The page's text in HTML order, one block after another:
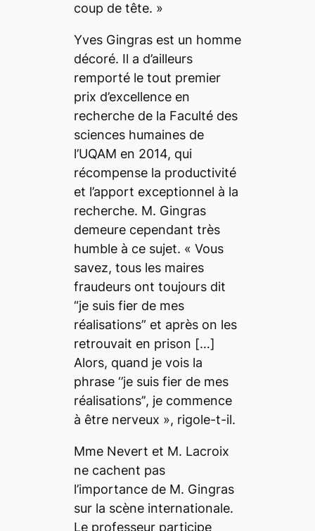
coup de tête. »
Yves Gingras est un homme
décoré. Il a d’ailleurs
remporté le tout premier
prix d’excellence en
recherche de la Faculté des
sciences humaines de
l’UQAM en 2014, qui
récompense la productivité
et l’apport exceptionnel à la
recherche. M. Gingras
demeure cependant très
humble à ce sujet. « Vous
savez, tous les maires
fraudeurs ont toujours dit
“je suis fier de mes
réalisations” et après on les
retrouvait en prison […]
Alors, quand je vois la
phrase‘’je suis fier de mes
réalisations’’, je commence
à être nerveux », rigole-t-il.
Mme Nevert et M. Lacroix
ne cachent pas
l’importance de M. Gingras
sur la scène internationale.
Le professeur participe